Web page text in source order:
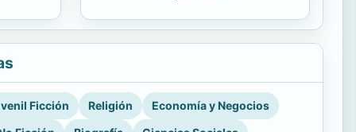
Ficción Religión
Economía y Negocios